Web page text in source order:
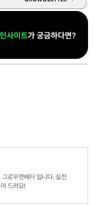
로우앤베터 입니다. 실전
드려요!